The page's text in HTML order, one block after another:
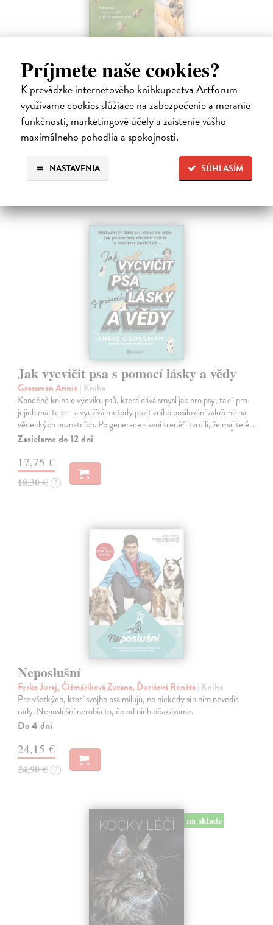
Príjmete naše cookies?
K prevádzke internetového kníhkupectva Artforum
využívame cookies slúžiace na zabezpečenie a meranie
funkčnosti, marketingové účely a zaistenie vášho
maximálneho pohodlia a spokojnosti.
SÚHLASÍM
NASTAVENIA
Zdravé včely - příručka pro chovatele
Ritter Wolfgang| Kniha
Toto zásadní dílo bylo výrazně rozšířeno o množství barevných
fotografií a přehledných grafik a kompletně přepracováno podle
nejnovějších poznatků praxe i současného stavu výzkumu. Biologie i
chov včely…
Zasielame do 14 dní
19,39 €
19,99 € ?
Jak vycvičit psa s pomocí lásky a vědy
Grossman Annie | Kniha
Konečně kniha o výcviku psů, která dává smysl jak pro psy, tak i pro
jejich majitele – a využívá metody pozitivního posilování založené na
vědeckých poznatcích. Po generace slavní trenéři tvrdili, že majitelé…
Zasielame do 12 dní
17,75 €
18,30 € ?
Neposlušní
Ferko Juraj, Čižmáriková Zuzana, Ďurišová Renáta| Kniha
Pre všetkých, ktorí svojho psa milujú, no niekedy si s ním nevedia
rady. Neposlušní nerobia to, čo od nich očakávame.
Do 4 dní
24,15 €
24,90 € ?
na sklade